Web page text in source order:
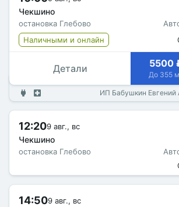
Чекшино
остановка Глебово
Наличными и онлайн
Детали 5500
До 355
ИП Бабушкин
12:209 авг., вс
Чекшино
остановка Глебово
14:509 авг., вс